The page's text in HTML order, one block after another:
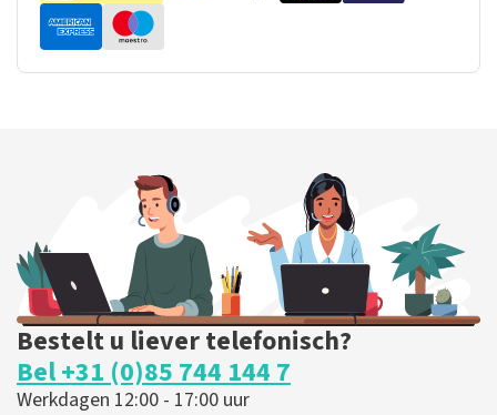
Bestelt u liever telefonisch?
Bel +31 (0)85 744 144 7
Werkdagen 12:00 - 17:00 uur